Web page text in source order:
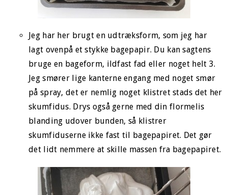
Jeg har her brugt en udtræksform, som jeg har
lagt ovenpå et stykke bagepapir. Du kan sagtens
bruge en bageform, ildfast fad eller noget helt 3.
Jeg smører lige kanterne engang med noget smør
på spray, det er nemlig noget klistret stads det her
skumfidus. Drys også gerne med din flormelis
blanding udover bunden, så klistrer
skumfiduserne ikke fast til bagepapiret. Det gør
det lidt nemmere at skille massen fra bagepapiret.